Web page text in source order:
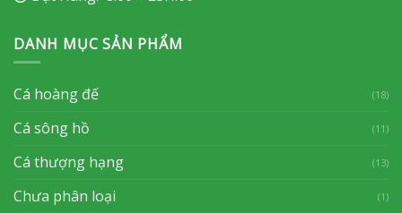
DANH MỤC SẢN PHẨM
Cá hoàng đế (18)
Cá sông hồ (11)
Cá thượng hạng (13)
Chưa phân loại (1)